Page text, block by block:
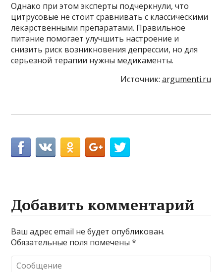
Однако при этом эксперты подчеркнули, что
цитрусовые не стоит сравнивать с классическими
лекарственными препаратами. Правильное
питание помогает улучшить настроение и
снизить риск возникновения депрессии, но для
серьезной терапии нужны медикаменты.
Источник: argumenti.ru
Добавить комментарий
Ваш адрес email не будет опубликован.
Обязательные поля помечены*